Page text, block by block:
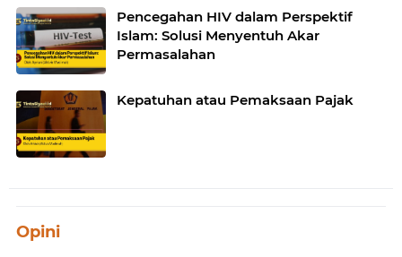
Pencegahan HIV dalam Perspektif
Islam: Solusi Menyentuh Akar
Permasalahan
Kepatuhan atau Pemaksaan Pajak
Opini